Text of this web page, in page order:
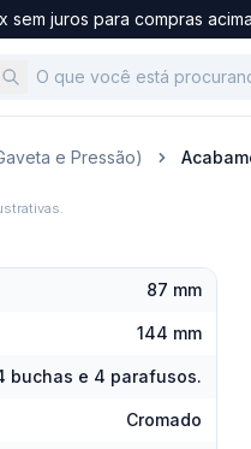
sem juros para compras
e Pressão)
87 mm
144 mm
buchas e 4 parafusos.
Cromado